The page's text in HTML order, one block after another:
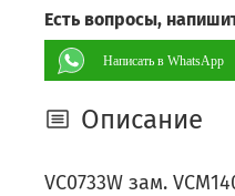
Есть вопросы,
Написать в WhatsApp
Описание
VC0733W зам.